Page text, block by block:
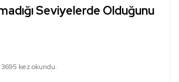
Seviyelerde Olduğunu
3695 kez okundu.